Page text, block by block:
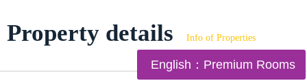
Property details Info of Properties
English：Premium Rooms